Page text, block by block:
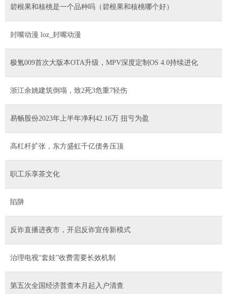
碧根果和核桃是一个品种吗（碧根果和核桃哪个好）
封嘴动漫 loz_封嘴动漫
极氪009首次大版本OTA升级，MPV深度定制OS 4.0持续进化
浙江余姚建筑倒塌，致2死3危重7轻伤
易畅股份2023年上半年净利42.16万 扭亏为盈
高杠杆扩张，东方盛虹千亿债务压顶
职工乐享茶文化
陷阱
反诈直播进夜市，开启反诈宣传新模式
治理电视“套娃”收费需要长效机制
第五次全国经济普查本月起入户清查